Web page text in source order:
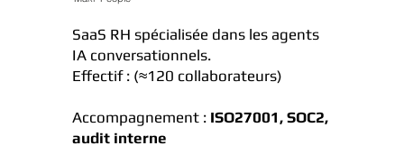
SaaS RH spécialisée dans les agents
IA conversationnels.
Effectif : (≈120 collaborateurs)
Accompagnement : ISO27001, SOC2,
audit interne